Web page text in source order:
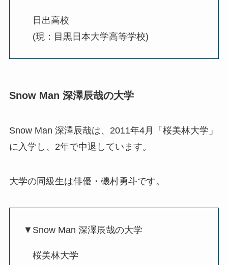
日出高校
(現：目黒日本大学高等学校)
Snow Man 深澤辰哉の大学
Snow Man 深澤辰哉は、2011年4月「桜美林大学」
に入学し、2年で中退しています。
大学の同級生は俳優・磯村勇斗です。
▼Snow Man 深澤辰哉の大学
桜美林大学